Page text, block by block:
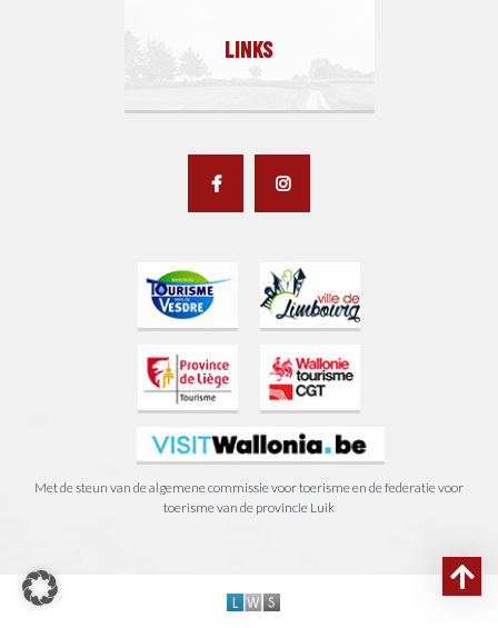
LINKS
Met de steun van de algemene commissie voor toerisme en de federatie voor
toerisme van de provincie Luik